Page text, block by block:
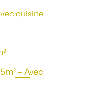
cuisine
– Avec